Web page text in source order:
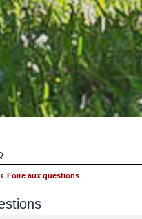
Foire aux questions